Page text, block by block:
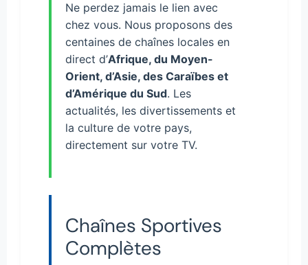
Ne perdez jamais le lien avec
chez vous. Nous proposons des
centaines de chaînes locales en
direct d’Afrique, du Moyen-
Orient, d’Asie, des Caraïbes et
d’Amérique du Sud. Les
actualités, les divertissements et
la culture de votre pays,
directement sur votre TV.
Chaînes Sportives
Complètes